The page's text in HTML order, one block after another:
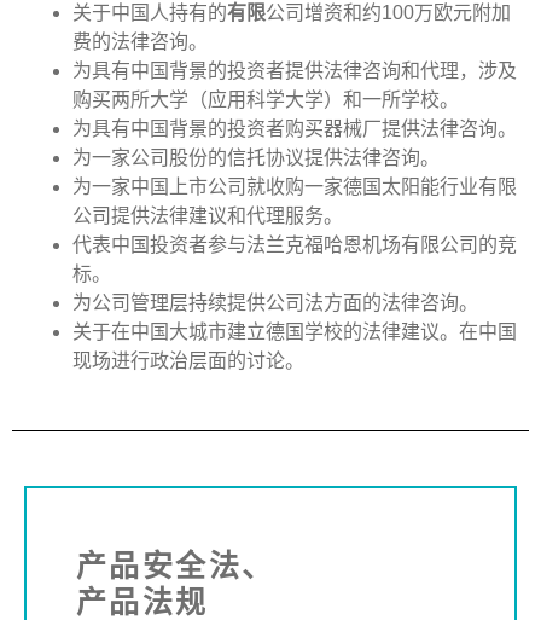
关于中国人持有的有限公司增资和约100万欧元附加
费的法律咨询。
为具有中国背景的投资者提供法律咨询和代理，涉及
购买两所大学（应用科学大学）和一所学校。
为具有中国背景的投资者购买器械厂提供法律咨询。
为一家公司股份的信托协议提供法律咨询。
为一家中国上市公司就收购一家德国太阳能行业有限
公司提供法律建议和代理服务。
代表中国投资者参与法兰克福哈恩机场有限公司的竞
标。
为公司管理层持续提供公司法方面的法律咨询。
关于在中国大城市建立德国学校的法律建议。在中国
现场进行政治层面的讨论。
产品安全法、
产品法规